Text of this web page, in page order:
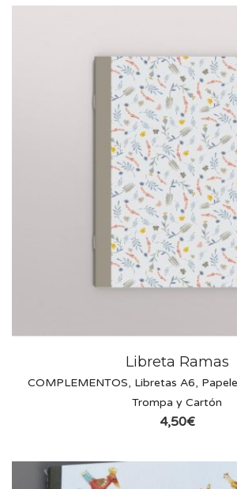
Libreta Ramas
COMPLEMENTOS, Libretas A6,
Trompa y Cartón
4,50€